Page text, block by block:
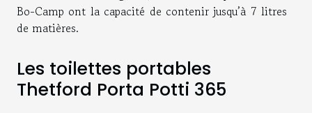
Bo-Camp ont la capacité de contenir jusqu’à 7 litres
de matières.
Les toilettes portables
Thetford Porta Potti 365